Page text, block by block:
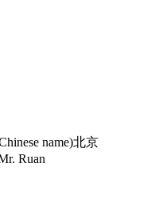
name)北京
Ruan